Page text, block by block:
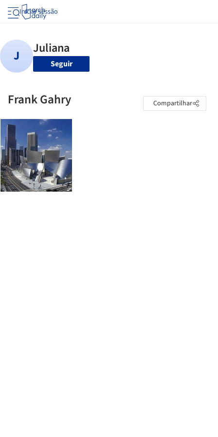
Iniciar sessão
Seguir
Frank Gahry Compartilhar